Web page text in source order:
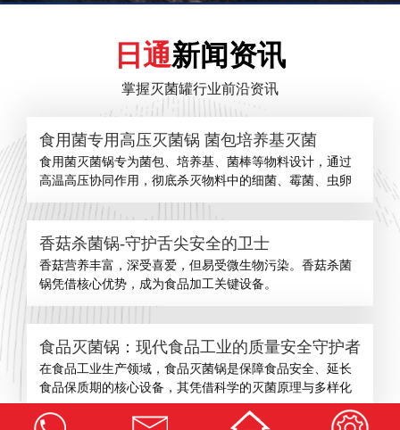
日通新闻资讯
掌握灭菌罐行业前沿资讯
食用菌专用高压灭菌锅 菌包培养基灭菌
食用菌灭菌锅专为菌包、培养基、菌棒等物料设计，通过
高温高压协同作用，彻底杀灭物料中的细菌、霉菌、虫卵
香菇杀菌锅-守护舌尖安全的卫士
​香菇营养丰富，深受喜爱，但易受微生物污染。香菇杀菌
锅凭借核心优势，成为食品加工关键设备。
食品灭菌锅：现代食品工业的质量安全守护者
在食品工业生产领域，食品灭菌锅是保障食品安全、延长
食品保质期的核心设备，其凭借科学的灭菌原理与多样化